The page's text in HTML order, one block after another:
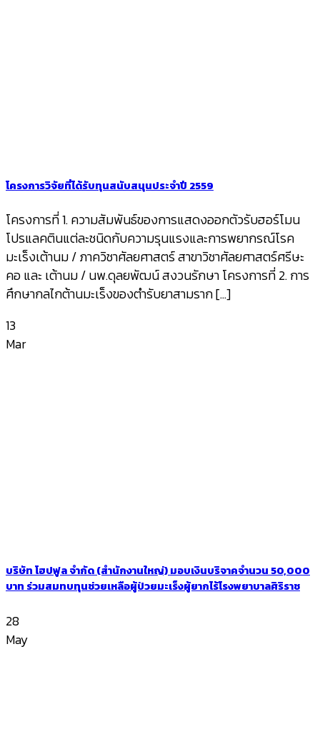
โครงการวิจัยที่ได้รับทุนสนับสนุนประจำปี 2559
โครงการที่ 1. ความสัมพันธ์ของการแสดงออกตัวรับฮอร์โมน
โปรแลคตินแต่ละชนิดกับความรุนแรงและการพยากรณ์โรค
มะเร็งเต้านม / ภาควิชาศัลยศาสตร์ สาขาวิชาศัลยศาสตร์ศรีษะ
คอ และ เต้านม / นพ.ดุลยพัฒน์ สงวนรักษา โครงการที่ 2. การ
ศึกษากลไกต้านมะเร็งของตำรับยาสามราก [...]
13
Mar
บริษัท โฮปฟูล จำกัด (สำนักงานใหญ่) มอบเงินบริจาคจำนวน 50,000
บาท ร่วมสมทบทุนช่วยเหลือผู้ป่วยมะเร็งผู้ยากไร้โรงพยาบาลศิริราช
28
May